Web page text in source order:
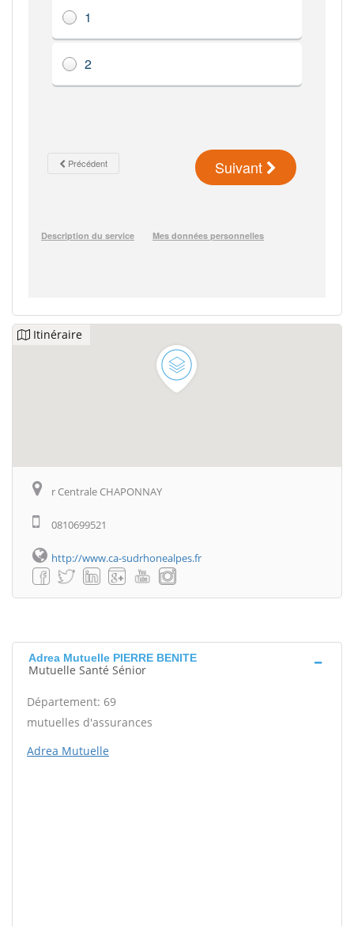
Itinéraire
r Centrale CHAPONNAY
0810699521
http://www.ca-sudrhonealpes.fr
Adrea Mutuelle PIERRE BENITE
Mutuelle Santé Sénior
Département: 69
mutuelles d'assurances
Adrea Mutuelle